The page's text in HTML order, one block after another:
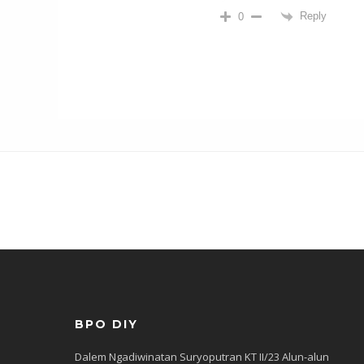
0 Reply
BPO DIY
Dalem Ngadiwinatan Suryoputran KT II/23 Alun-alun